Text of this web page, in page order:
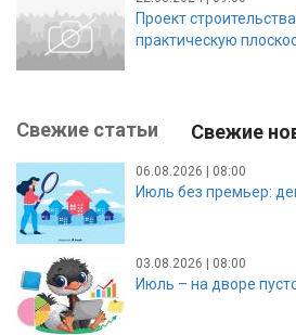
Проект
практическую
Свежие статьи Свежие
06.08.2026 | 08:00
Июль без премьер:
03.08.2026 | 08:00
Июль – на дворе